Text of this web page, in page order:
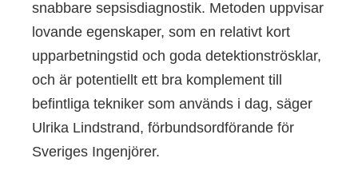
snabbare sepsisdiagnostik. Metoden uppvisar
lovande egenskaper, som en relativt kort
upparbetningstid och goda detektionströsklar,
och är potentiellt ett bra komplement till
befintliga tekniker som används i dag, säger
Ulrika Lindstrand, förbundsordförande för
Sveriges Ingenjörer.